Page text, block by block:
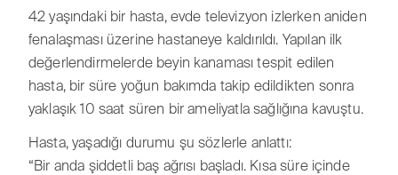
42 yaşındaki bir hasta, evde televizyon izlerken aniden
fenalaşması üzerine hastaneye kaldırıldı. Yapılan ilk
değerlendirmelerde beyin kanaması tespit edilen
hasta, bir süre yoğun bakımda takip edildikten sonra
yaklaşık 10 saat süren bir ameliyatla sağlığına kavuştu.
Hasta, yaşadığı durumu şu sözlerle anlattı:
“Bir anda şiddetli baş ağrısı başladı. Kısa süre içinde